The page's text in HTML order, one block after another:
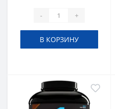
- +
В КОРЗИНУ